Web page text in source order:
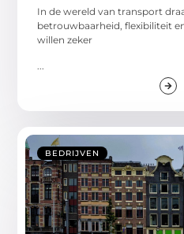
In de wereld van transport
betrouwbaarheid, flexibiliteit
willen zeker
BEDRIJVEN